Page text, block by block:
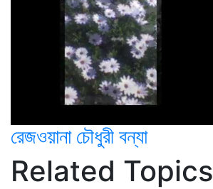
রেজওয়ানা চৌধুরী বন্যা
Related Topics